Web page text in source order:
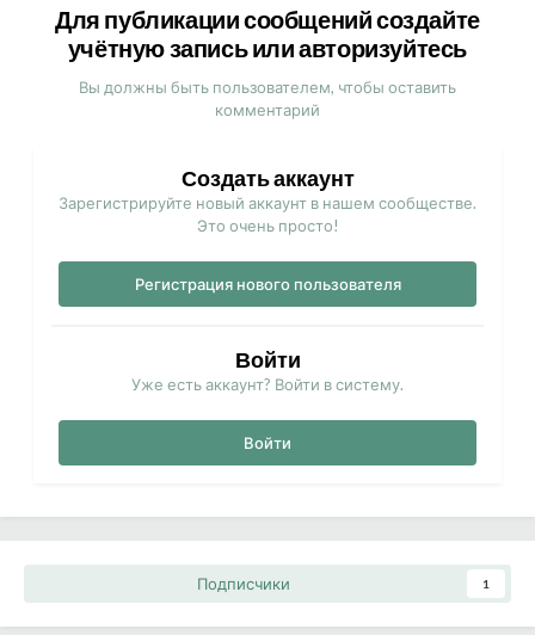
Для публикации сообщений создайте
учётную запись или авторизуйтесь
Вы должны быть пользователем, чтобы оставить
комментарий
Создать аккаунт
Зарегистрируйте новый аккаунт в нашем сообществе.
Это очень просто!
Регистрация нового пользователя
Войти
Уже есть аккаунт? Войти в систему.
Войти
Подписчики 1